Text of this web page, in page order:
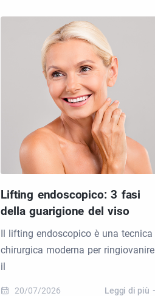
Lifting endoscopico: 3 fasi
della guarigione del viso
Il lifting endoscopico è una tecnica
chirurgica moderna per ringiovanire
il
20/07/2026 Leggi di più